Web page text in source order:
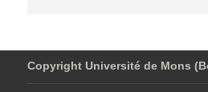
Copyright Université de Mons